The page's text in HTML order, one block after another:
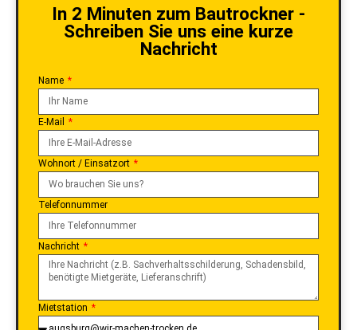
In 2 Minuten zum Bautrockner -
Schreiben Sie uns eine kurze
Nachricht
Name
E-Mail
Wohnort / Einsatzort
Telefonnummer
Nachricht
Mietstation